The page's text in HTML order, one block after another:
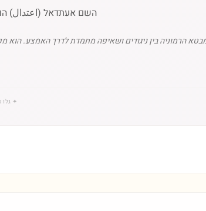
השם אעתדאל (اعتدال)
הרמוניה בין ניגודים ושאיפה מתמדת לדרך האמצע. הוא
✦